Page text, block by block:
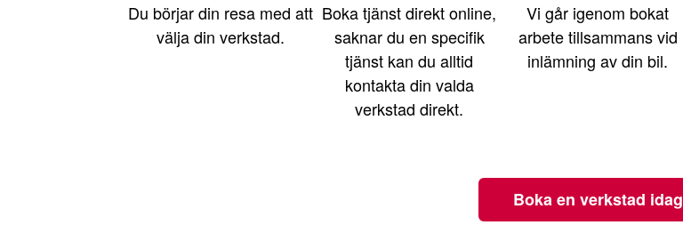
Du börjar din resa med att
välja din verkstad.
Boka tjänst direkt online,
saknar du en specifik
tjänst kan du alltid
kontakta din valda
verkstad direkt.
Vi går igenom bokat
arbete tillsammans vid
inlämning av din bil.
Boka en verkstad idag